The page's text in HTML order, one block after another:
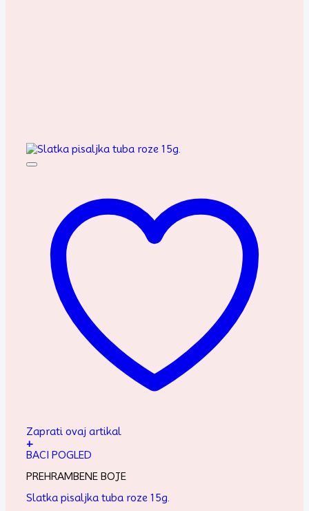
Zaprati ovaj artikal
+
BACI POGLED
PREHRAMBENE BOJE
Slatka pisaljka tuba roze 15g.